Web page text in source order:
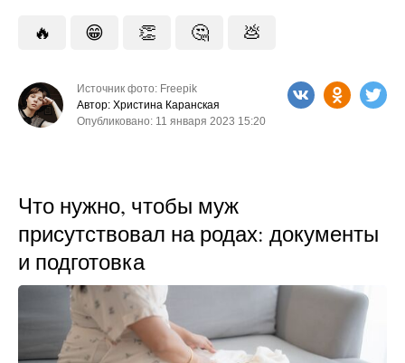
🔥 😁 👏 🤔 💩
Источник фото: Freepik
Автор: Христина Каранская
Опубликовано: 11 января 2023 15:20
Что нужно, чтобы муж
присутствовал на родах: документы
и подготовка